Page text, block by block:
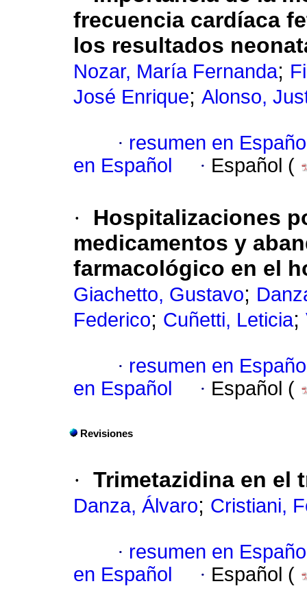
frecuencia cardíaca
los resultados
Nozar, María Fernanda;
José Enrique; Alonso,
· resumen en
en Español
· Español (
·
Hospitalizaciones
medicamentos y
farmacológico en el
Giachetto, Gustavo;
Federico; Cuñetti, Leticia;
· resumen en
en Español
· Español (
Revisiones
· Trimetazidina en el
Danza, Álvaro; Cristiani,
· resumen en
en Español
· Español (